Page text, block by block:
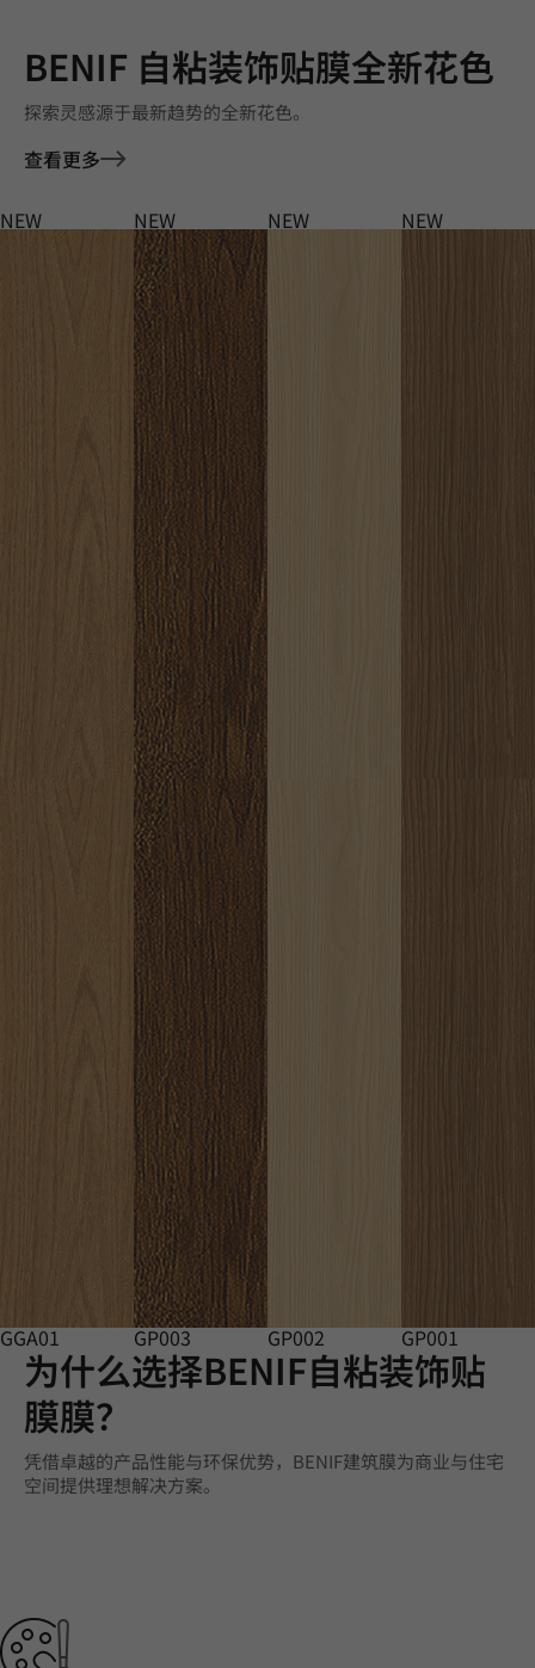
BENIF 自粘装饰贴膜全新花色
探索灵感源于最新趋势的全新花色。
查看更多
NEW
GGA01
NEW
GP003
NEW
GP002
NEW
GP001
为什么选择BENIF自粘装饰贴
膜膜？
凭借卓越的产品性能与环保优势，BENIF建筑膜为商业与住宅
空间提供理想解决方案。